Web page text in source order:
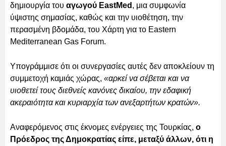
δημιουργία του αγωγού EastMed , μια συμφωνία
ύψιστης σημασίας, καθώς και την υιοθέτηση, την
περασμένη βδομάδα, του Χάρτη για το Eastern
Mediterranean Gas Forum.
Υπογράμμισε ότι οι συνεργασίες αυτές δεν αποκλείουν τη
συμμετοχή καμιάς χώρας, «αρκεί να σέβεται και να
υιοθετεί τους διεθνείς κανόνες δικαίου, την εδαφική
ακεραιότητα και κυριαρχία των ανεξαρτήτων κρατών».
Αναφερόμενος στις έκνομες ενέργειες της Τουρκίας, ο
Πρόεδρος της Δημοκρατίας είπε, μεταξύ άλλων, ότι η